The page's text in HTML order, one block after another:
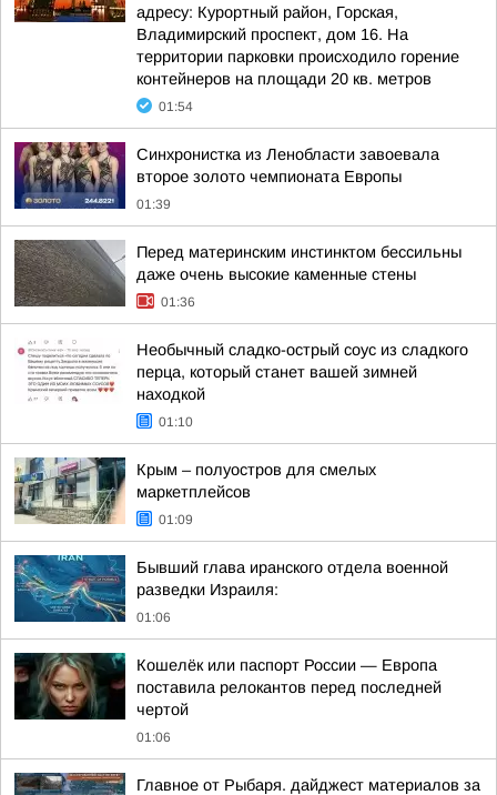
адресу: Курортный район, Горская,
Владимирский проспект, дом 16. На
территории парковки происходило горение
контейнеров на площади 20 кв. метров
01:54
Синхронистка из Ленобласти завоевала
второе золото чемпионата Европы
01:39
Перед материнским инстинктом бессильны
даже очень высокие каменные стены
01:36
Необычный сладко-острый соус из сладкого
перца, который станет вашей зимней
находкой
01:10
Крым – полуостров для смелых
маркетплейсов
01:09
Бывший глава иранского отдела военной
разведки Израиля:
01:06
Кошелёк или паспорт России — Европа
поставила релокантов перед последней
чертой
01:06
Главное от Рыбаря. дайджест материалов за